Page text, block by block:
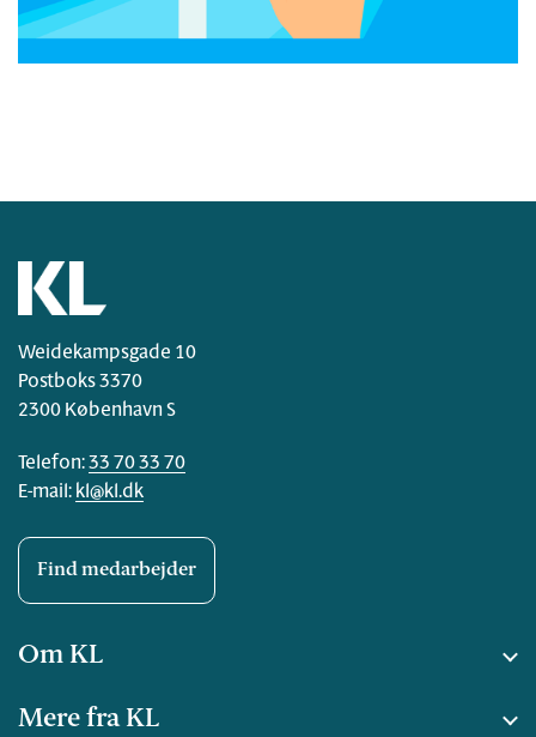
Weidekampsgade 10
Postboks 3370
2300 København S
Telefon:33 70 33 70
E-mail: kl@kl.dk
Find medarbejder
Om KL
Mere fra KL